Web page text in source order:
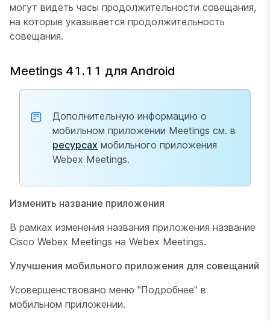
могут видеть часы продолжительности совещания,
на которые указывается продолжительность
совещания.
Meetings 41.11 для Android
Дополнительную информацию о
мобильном приложении Meetings см. в
ресурсах мобильного приложения
Webex Meetings.
Изменить название приложения
В рамках изменения названия приложения название
Cisco Webex Meetings на Webex Meetings.
Улучшения мобильного приложения для совещаний
Усовершенствовано меню "Подробнее" в
мобильном приложении.